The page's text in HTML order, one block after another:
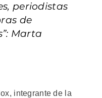
periodistas
de
Marta
integrante de la